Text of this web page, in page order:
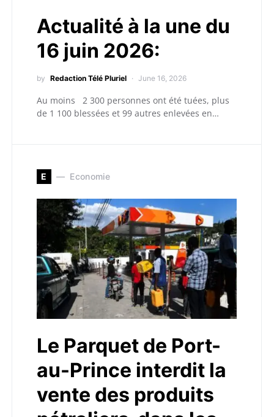
Actualité à la une du
16 juin 2026:
by Redaction Télé Pluriel June 16, 2026
Au moins 2 300 personnes ont été tuées, plus
de 1 100 blessées et 99 autres enlevées en…
E Economie
Le Parquet de Port-
au-Prince interdit la
vente des produits